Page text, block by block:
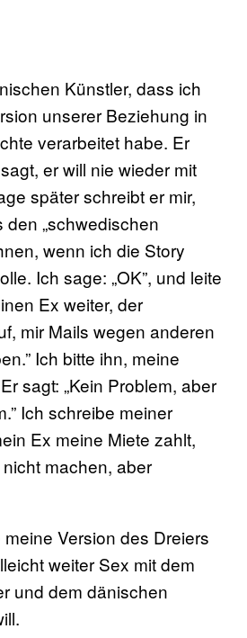
Künstler, dass ich
unserer Beziehung in
verarbeitet habe. Er
er will nie wieder mit
später schreibt er mir,
„schwedischen
wenn ich die Story
Ich sage: „OK”, und leite
Ex weiter, der
mir Mails wegen anderen
Ich bitte ihn, meine
sagt: „Kein Problem, aber
Ich schreibe meiner
Ex meine Miete zahlt,
machen, aber
Version des Dreiers
weiter Sex mit dem
und dem dänischen